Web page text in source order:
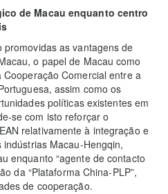
de Macau enquanto centro
promovidas as vantagens de
o papel de Macau como
Comercial entre a
assim como os
políticas existentes em
se com isto reforçar o
relativamente à integração e
Macau-Hengqin,
enquanto “agente de contacto
da “Plataforma China-PLP”,
de cooperação.